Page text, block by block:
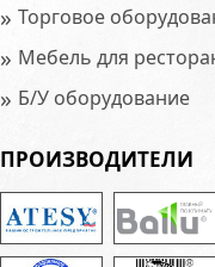
» Торговое
» Мебель для
» Б/У оборудование
ПРОИЗВОДИТЕЛИ